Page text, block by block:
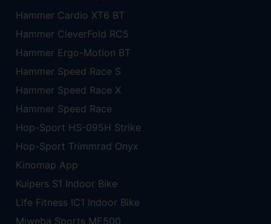
Hammer Cardio XT6 BT
Hammer CleverFold RC5
Hammer Ergo-Motion BT
Hammer Speed Race S
Hammer Speed Race X
Hammer Speed Race
Hop-Sport HS-095H Strike
Hop-Sport Trimmrad Onyx
Kinomap App
Kuipers S1 Indoor Bike
Life Fitness IC1 Indoor Bike
Miweba Sports ME500